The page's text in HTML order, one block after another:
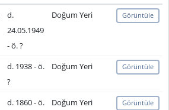
d.
24.05.1949
- ö. ?
Doğum Yeri Görüntüle
d. 1938 - ö.
?
Doğum Yeri Görüntüle
d. 1860 - ö.
Doğum Yeri Görüntüle